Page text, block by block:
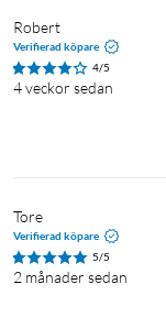
Robert
Verifierad köpare
4/5
4 veckor sedan
Tore
Verifierad köpare
5/5
2 månader sedan